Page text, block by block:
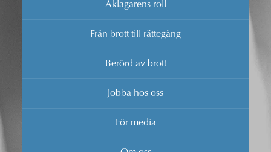
Åklagarens roll
Från brott till rättegång
Berörd av brott
Jobba hos oss
För media